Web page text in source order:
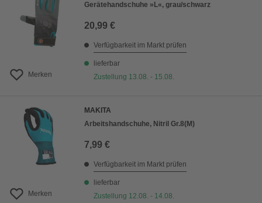
Merken
Gerätehandschuhe »L«, grau/schwarz
20,99 €
Verfügbarkeit im Markt prüfen
lieferbar
Zustellung 13.08. - 15.08.
Merken
MAKITA
Arbeitshandschuhe, Nitril Gr.8(M)
7,99 €
Verfügbarkeit im Markt prüfen
lieferbar
Zustellung 12.08. - 14.08.